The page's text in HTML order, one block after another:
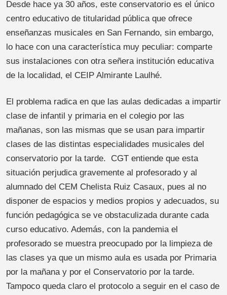
Desde hace ya 30 años, este conservatorio es el único
centro educativo de titularidad pública que ofrece
enseñanzas musicales en San Fernando, sin embargo,
lo hace con una característica muy peculiar: comparte
sus instalaciones con otra señera institución educativa
de la localidad, el CEIP Almirante Laulhé.
El problema radica en que las aulas dedicadas a impartir
clase de infantil y primaria en el colegio por las
mañanas, son las mismas que se usan para impartir
clases de las distintas especialidades musicales del
conservatorio por la tarde. CGT entiende que esta
situación perjudica gravemente al profesorado y al
alumnado del CEM Chelista Ruiz Casaux, pues al no
disponer de espacios y medios propios y adecuados, su
función pedagógica se ve obstaculizada durante cada
curso educativo. Además, con la pandemia el
profesorado se muestra preocupado por la limpieza de
las clases ya que un mismo aula es usada por Primaria
por la mañana y por el Conservatorio por la tarde.
Tampoco queda claro el protocolo a seguir en el caso de